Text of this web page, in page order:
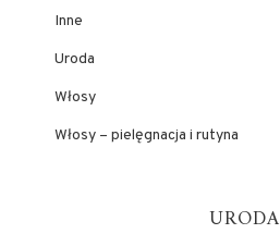
Inne
Uroda
Włosy
Włosy – pielęgnacja i rutyna
URODA